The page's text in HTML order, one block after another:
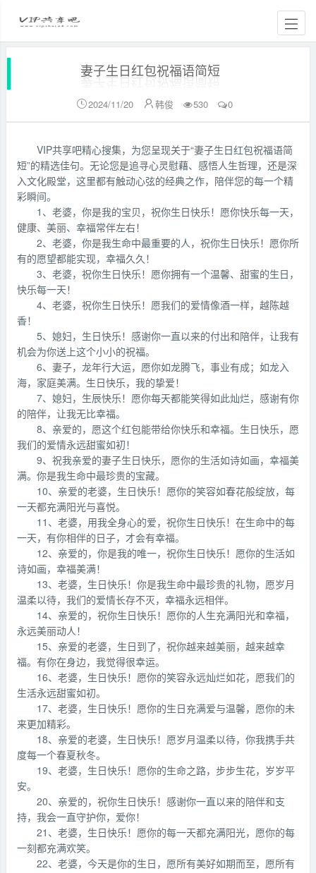
妻子生日红包祝福语简短
2024/11/20 韩俊 530 0
VIP共享吧精心搜集，为您呈现关于“妻子生日红包祝福语简
短”的精选佳句。无论您是追寻心灵慰藉、感悟人生哲理，还是深
入文化殿堂，这里都有触动心弦的经典之作，陪伴您的每一个精
彩瞬间。
1、老婆，你是我的宝贝，祝你生日快乐！愿你快乐每一天，
健康、美丽、幸福常伴左右！
2、老婆，你是我生命中最重要的人，祝你生日快乐！愿你所
有的愿望都能实现，幸福久久！
3、老婆，祝你生日快乐！愿你拥有一个温馨、甜蜜的生日，
快乐每一天！
4、老婆，祝你生日快乐！愿我们的爱情像酒一样，越陈越
香！
5、媳妇，生日快乐！感谢你一直以来的付出和陪伴，让我有
机会为你送上这个小小的祝福。
6、妻子，龙年行大运，愿你如龙腾飞，事业有成；如龙入
海，家庭美满。生日快乐，我的挚爱！
7、媳妇，生辰快乐！愿你每天都能笑得如此灿烂，感谢有你
的陪伴，让我无比幸福。
8、亲爱的，愿这个红包能带给你快乐和幸福。生日快乐，愿
我们的爱情永远甜蜜如初！
9、祝我亲爱的妻子生日快乐，愿你的生活如诗如画，幸福美
满。你是我生命中最珍贵的宝藏。
10、亲爱的老婆，生日快乐！愿你的笑容如春花般绽放，每
一天都充满阳光与喜悦。
11、老婆，用我全身心的爱，祝你生日快乐！在生命中的每
一天，有你相伴的日子，才会有幸福。
12、亲爱的，你是我的唯一，祝你生日快乐！愿你的生活如
诗如画，幸福美满！
13、老婆，生日快乐！你是我生命中最珍贵的礼物，愿岁月
温柔以待，我们的爱情长存不灭，幸福永远相伴。
14、亲爱的，祝你生日快乐！愿你的人生充满阳光和幸福，
永远美丽动人！
15、亲爱的老婆，生日到了，祝你越来越美丽，越来越幸
福。有你在身边，我觉得很幸运。
16、老婆，生日快乐！愿你的笑容永远灿烂如花，愿我们的
生活永远甜蜜如初。
17、老婆，生日快乐！愿你的生日充满爱与温馨，愿你的未
来更加精彩。
18、亲爱的老婆，生日快乐！愿岁月温柔以待，你我携手共
度每一个春夏秋冬。
19、老婆，生日快乐！愿你的生命之路，步步生花，岁岁平
安。
20、亲爱的，祝你生日快乐！感谢你一直以来的陪伴和支
持，我会一直守护你，爱你！
21、老婆，生日快乐！愿你的每一天都充满阳光，愿你的每
一刻都充满欢笑。
22、老婆，今天是你的生日，愿所有美好如期而至，愿所有